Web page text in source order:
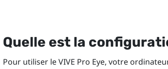
Quelle est la
Pour utiliser leVIVE Pro Eye, votre